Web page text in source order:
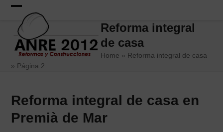
Skip
content
Open
mobile
menu
Close
mobile
menu
Reforma integral
de casa
Home » Reforma integral de casa
» Página 2
Reforma integral de casa en
Premià de Mar